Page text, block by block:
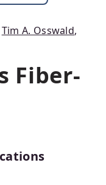
Tim A. Osswald,
Fiber-